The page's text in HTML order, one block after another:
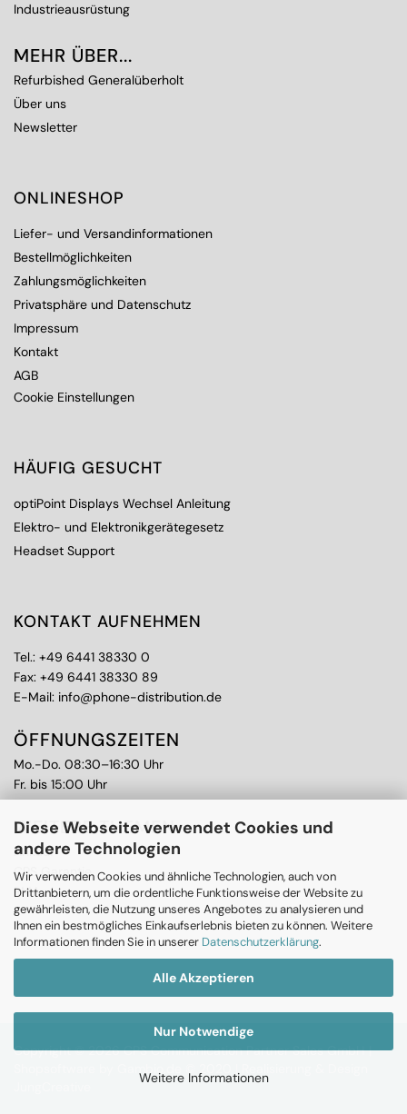
Diese Webseite verwendet Cookies und
andere Technologien
Wir verwenden Cookies und ähnliche Technologien, auch von
Drittanbietern, um die ordentliche Funktionsweise der Website zu
gewährleisten, die Nutzung unseres Angebotes zu analysieren und
Ihnen ein bestmögliches Einkaufserlebnis bieten zu können. Weitere
Informationen finden Sie in unserer Datenschutzerklärung.
Alle Akzeptieren
Nur Notwendige
Weitere Informationen
Industrieausrüstung
MEHR ÜBER...
Refurbished Generalüberholt
Über uns
Newsletter
ONLINESHOP
Liefer- und Versandinformationen
Bestellmöglichkeiten
Zahlungsmöglichkeiten
Privatsphäre und Datenschutz
Impressum
Kontakt
AGB
Cookie Einstellungen
HÄUFIG GESUCHT
optiPoint Displays Wechsel Anleitung
Elektro- und Elektronikgerätegesetz
Headset Support
KONTAKT AUFNEHMEN
Tel.: +49 6441 38330 0
Fax: +49 6441 38330 89
E-Mail: info@phone-distribution.de
ÖFFNUNGSZEITEN
Mo.-Do. 08:30–16:30 Uhr
Fr. bis 15:00 Uhr
WEITERE THEMEN
Ankauf
CPS Garantie
RMA
Copyright © 2026 CPS Communication Partner Sales GmbH |